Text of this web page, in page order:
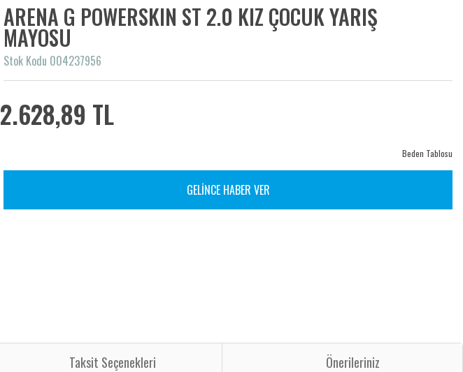
ARENA G POWERSKIN ST 2.0 KIZ ÇOCUK YARIŞ
MAYOSU
Stok Kodu 004237956
2.628,89 TL
Beden Tablosu
GELİNCE HABER VER
Taksit Seçenekleri Önerileriniz